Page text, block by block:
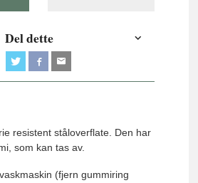
Del dette
resistent ståloverflate. Den har
som kan tas av.
(fjern gummiring